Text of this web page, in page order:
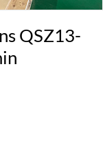
QSZ13-